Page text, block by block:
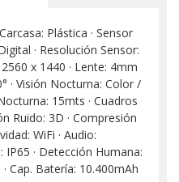
Plástica · Sensor
· Resolución Sensor:
x 1440 · Lente: 4mm
· Visión Nocturna: Color /
15mts · Cuadros
Ruido: 3D · Compresión
WiFi · Audio:
IP65 · Detección Humana:
Cap. Batería: 10.400mAh